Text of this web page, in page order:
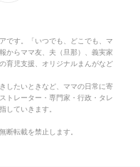
です。「いつでも、どこでも、マ
からママ友、夫（旦那）、義実家
育児支援、オリジナルまんがなど
したいときなど、ママの日常に寄
トレーター・専門家・行政・タレ
していきます。
断転載を禁止します。